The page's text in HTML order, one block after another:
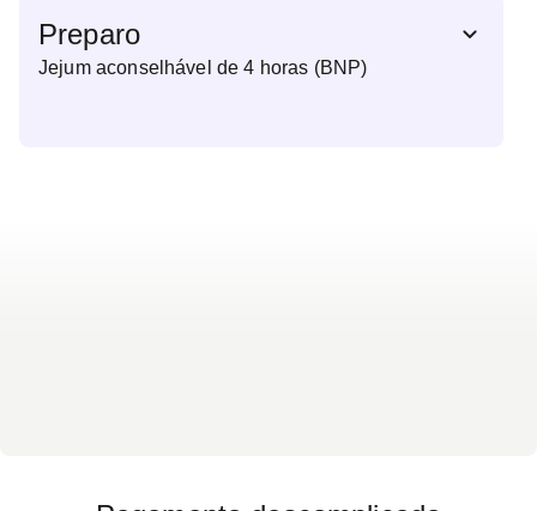
Preparo
Jejum aconselhável de 4 horas (BNP)